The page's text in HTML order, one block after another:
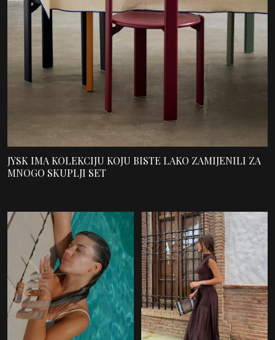
JYSK IMA KOLEKCIJU KOJU BISTE LAKO ZAMIJENILI ZA
MNOGO SKUPLJI SET